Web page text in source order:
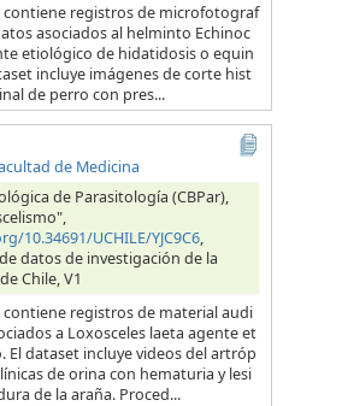
registros de microfotograf
asociados al helminto Echinoc
etiológico de hidatidosis o equin
incluye imágenes de corte hist
de perro con pres...
de Medicina
de Parasitología (CBPar),
10.34691/UCHILE/YJC9C6,
datos de investigación de la
Chile, V1
registros de material audi
a Loxosceles laeta agente et
El dataset incluye videos del artróp
de orina con hematuria y lesi
de la araña. Proced...